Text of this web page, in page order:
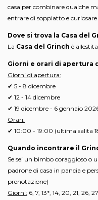
casa per combinare qualche
entrare di soppiatto e
Dove si trova la Casa del
La Casa del Grinch è
Giorni e orari di apertura
Giorni di apertura:
✔ 5 - 8 dicembre
✔ 12 - 14 dicembre
✔ 19 dicembre - 6 gennaio
Orari:
✔ 10:00 - 19:00 (ultima salita
Quando incontrare il
Se sei un bimbo coraggioso o
padrone di casa in pancia e
prenotazione)
Giorni: 6, 7, 13*, 14, 20, 21, 26,